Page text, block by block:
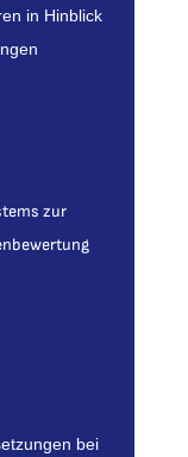
in Hinblick
zur
bei